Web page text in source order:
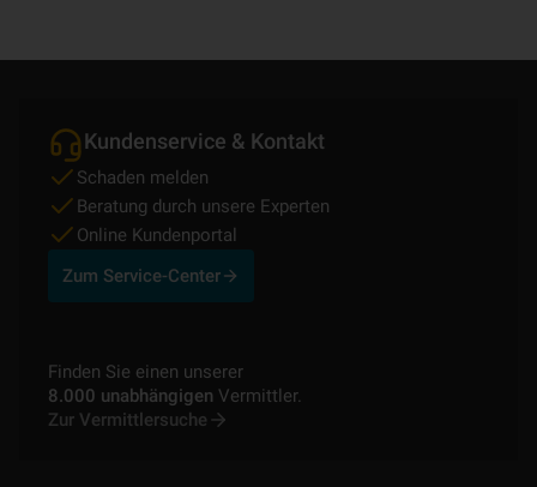
Kundenservice & Kontakt
Schaden melden
Beratung durch unsere Experten
Online Kundenportal
Zum Service-Center
Finden Sie einen unserer
8.000 unabhängigen Vermittler.
Zur Vermittlersuche